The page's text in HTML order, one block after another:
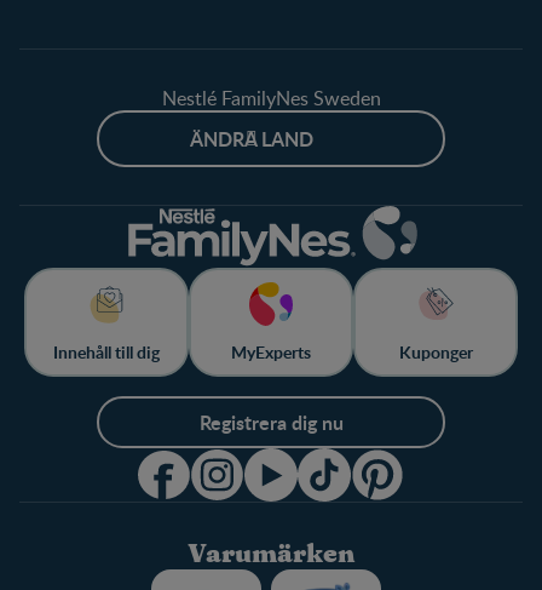
Nestlé FamilyNes Sweden
ÄNDRA LAND
Innehåll till dig MyExperts Kuponger
Registrera dig nu
Varumärken